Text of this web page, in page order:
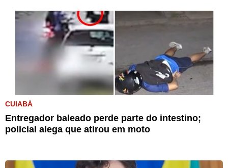
CUIABÁ
Entregador baleado perde parte do intestino;
policial alega que atirou em moto